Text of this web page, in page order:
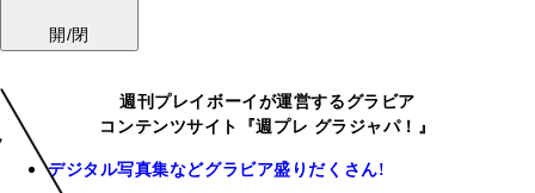
開/閉
週刊プレイボーイが運営するグラビア
コンテンツサイト『週プレ グラジャパ！』
デジタル写真集などグラビア盛りだくさん!